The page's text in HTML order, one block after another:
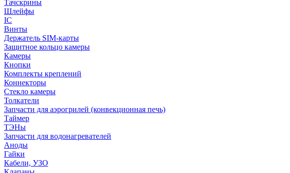
Тачскрины
Шлейфы
IC
Винты
Держатель SIM-карты
Защитное кольцо камеры
Камеры
Кнопки
Комплекты креплений
Коннекторы
Стекло камеры
Толкатели
Запчасти для аэрогрилей (конвекционная печь)
Таймер
ТЭНы
Запчасти для водонагревателей
Аноды
Гайки
Кабели, УЗО